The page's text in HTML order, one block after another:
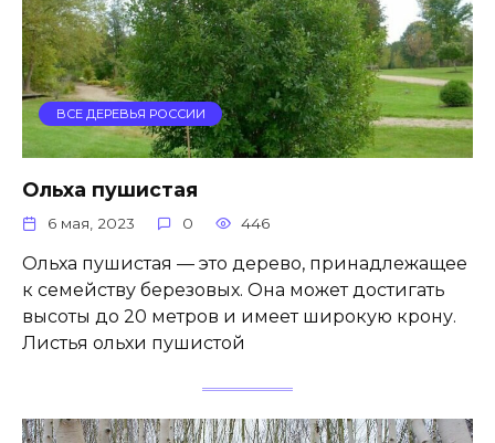
ВСЕ ДЕРЕВЬЯ РОССИИ
Ольха пушистая
6 мая, 2023 0 446
Ольха пушистая — это дерево, принадлежащее
к семейству березовых. Она может достигать
высоты до 20 метров и имеет широкую крону.
Листья ольхи пушистой